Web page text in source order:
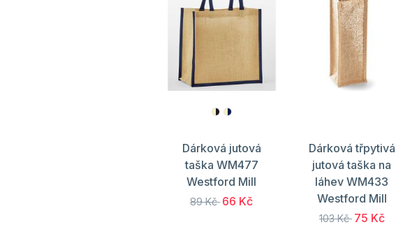
Dárková jutová
taška WM477
Westford Mill
89 Kč 66 Kč
Dárková třpytivá
jutová taška na
láhev WM433
Westford Mill
103 Kč 75 Kč